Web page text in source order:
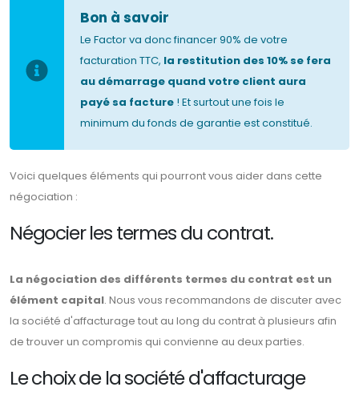
Bon à savoir
Le Factor va donc financer 90% de votre
facturation TTC, la restitution des 10% se fera
au démarrage quand votre client aura
payé sa facture ! Et surtout une fois le
minimum du fonds de garantie est constitué.
Voici quelques éléments qui pourront vous aider dans cette
négociation :
Négocier les termes du contrat.
La négociation des différents termes du contrat est un
élément capital. Nous vous recommandons de discuter avec
la société d'affacturage tout au long du contrat à plusieurs afin
de trouver un compromis qui convienne au deux parties.
Le choix de la société d'affacturage